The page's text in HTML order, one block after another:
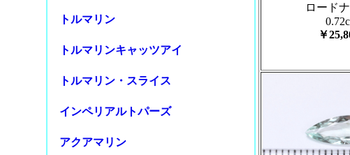
トルマリン
トルマリンキャッツアイ
トルマリン・スライス
インペリアルトパーズ
アクアマリン
ロード
￥